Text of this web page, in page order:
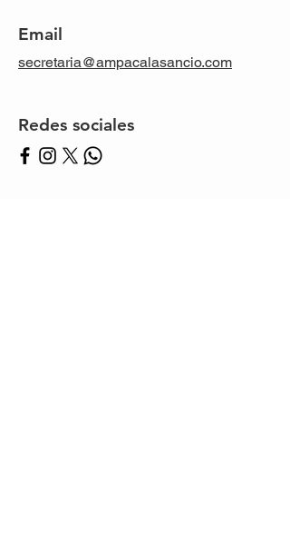
Email
secretaria@ampacalasancio.com
Redes sociales